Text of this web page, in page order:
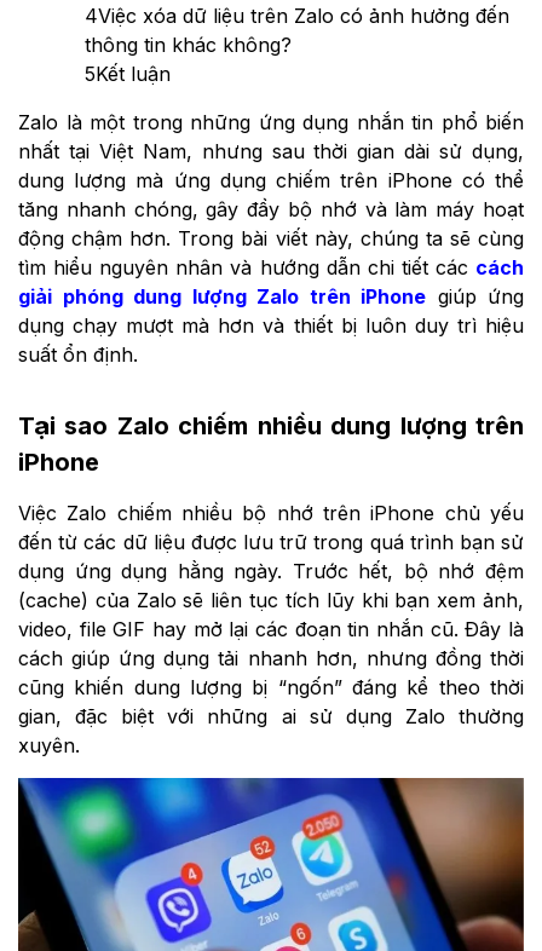
4Việc xóa dữ liệu trên Zalo có ảnh hưởng đến
thông tin khác không?
5Kết luận
Zalo là một trong những ứng dụng nhắn tin phổ biến
nhất tại Việt Nam, nhưng sau thời gian dài sử dụng,
dung lượng mà ứng dụng chiếm trên iPhone có thể
tăng nhanh chóng, gây đầy bộ nhớ và làm máy hoạt
động chậm hơn. Trong bài viết này, chúng ta sẽ cùng
tìm hiểu nguyên nhân và hướng dẫn chi tiết các cách
giải phóng dung lượng Zalo trên iPhone giúp ứng
dụng chạy mượt mà hơn và thiết bị luôn duy trì hiệu
suất ổn định.
Tại sao Zalo chiếm nhiều dung lượng trên
iPhone
Việc Zalo chiếm nhiều bộ nhớ trên iPhone chủ yếu
đến từ các dữ liệu được lưu trữ trong quá trình bạn sử
dụng ứng dụng hằng ngày. Trước hết, bộ nhớ đệm
(cache) của Zalo sẽ liên tục tích lũy khi bạn xem ảnh,
video, file GIF hay mở lại các đoạn tin nhắn cũ. Đây là
cách giúp ứng dụng tải nhanh hơn, nhưng đồng thời
cũng khiến dung lượng bị “ngốn” đáng kể theo thời
gian, đặc biệt với những ai sử dụng Zalo thường
xuyên.